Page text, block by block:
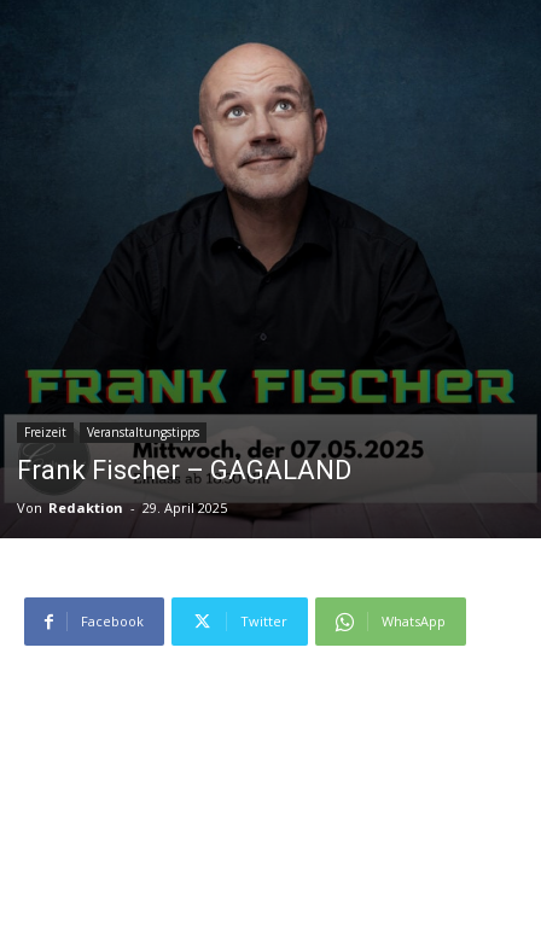
Freizeit Veranstaltungstipps
Frank Fischer – GAGALAND
Von Redaktion - 29. April 2025
Facebook Twitter WhatsApp